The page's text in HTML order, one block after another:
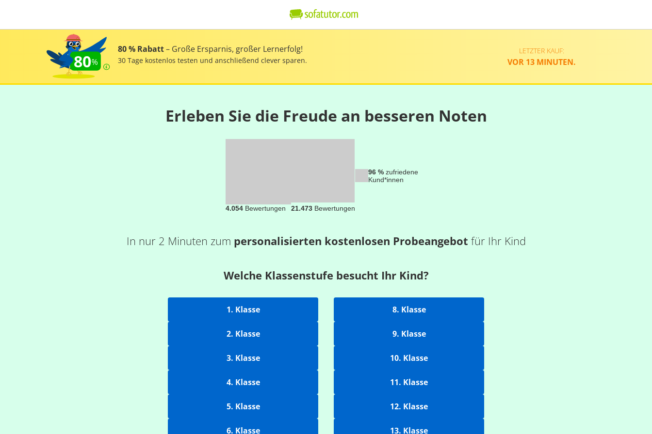
80
80 % Rabatt– Große Ersparnis, großer Lernerfolg!
30 Tage kostenlos testen und anschließend clever sparen.
LETZTER KAUF:
VOR 13 MINUTEN.
Erleben Sie die Freude an besseren Noten
4.054Bewertungen 21.473Bewertungen
96 %zufriedene
Kund*innen
In nur 2 Minuten zum personalisierten kostenlosen Probeangebot für Ihr Kind
Welche Klassenstufe besucht Ihr Kind?
1. Klasse
2. Klasse
3. Klasse
4. Klasse
5. Klasse
6. Klasse
8. Klasse
9. Klasse
10. Klasse
11. Klasse
12. Klasse
13. Klasse